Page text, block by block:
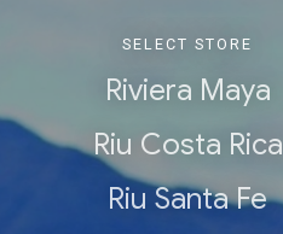
SELECT STORE
Riviera Maya
Riu Costa Rica
Riu Santa Fe